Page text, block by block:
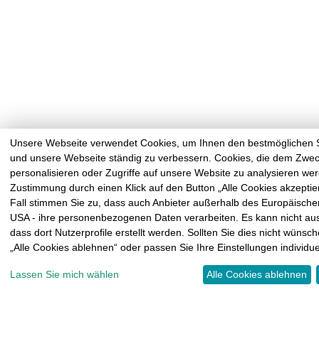
Unsere Webseite verwendet Cookies, um Ihnen den bestmöglichen
und unsere Webseite ständig zu verbessern. Cookies, die dem
personalisieren oder Zugriffe auf unsere Website zu analysieren
Zustimmung durch einen Klick auf den Button „Alle Cookies
Fall stimmen Sie zu, dass auch Anbieter außerhalb des
USA - ihre personenbezogenen Daten verarbeiten. Es kann nicht
dass dort Nutzerprofile erstellt werden. Sollten Sie dies nicht
„Alle Cookies ablehnen“ oder passen Sie Ihre Einstellungen
Lassen Sie mich wählen Alle Cookies ablehnen